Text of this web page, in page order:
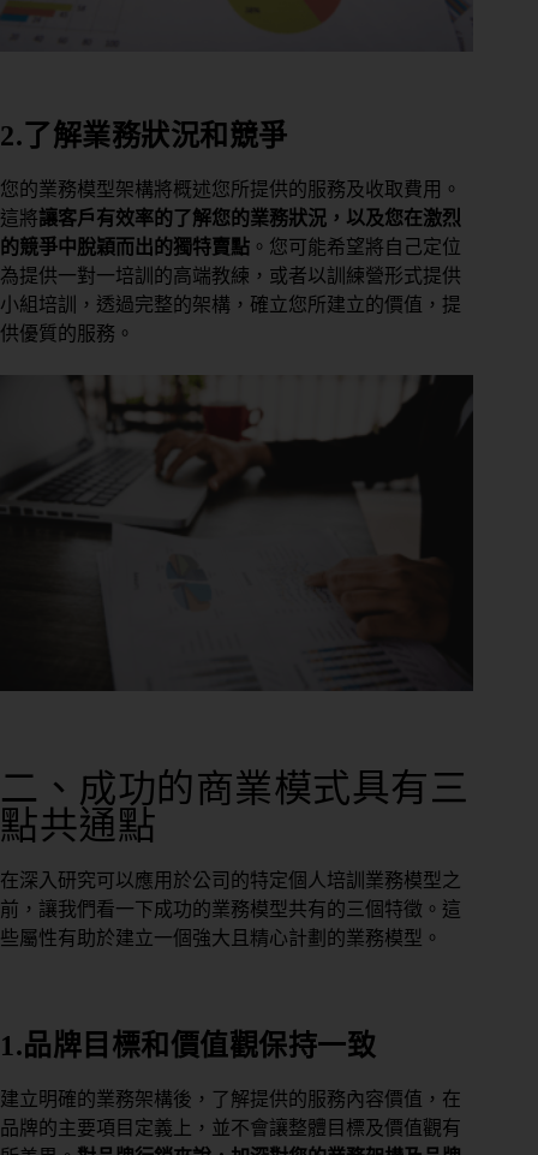
2.了解業務狀況和競爭
您的業務模型架構將概述您所提供的服務及收取費用。
這將讓客戶有效率的了解您的業務狀況，以及您在激烈
的競爭中脫穎而出的獨特賣點 。您可能希望將自己定位
為提供一對一培訓的高端教練，或者以訓練營形式提供
小組培訓，透過完整的架構，確立您所建立的價值，提
供優質的服務。
二、成功的商業模式具有三
點共通點
在深入研究可以應用於公司的特定個人培訓業務模型之
前，讓我們看一下成功的業務模型共有的三個特徵。這
些屬性有助於建立一個強大且精心計劃的業務模型。
1.品牌目標和價值觀保持一致
建立明確的業務架構後，了解提供的服務內容價值，在
品牌的主要項目定義上，並不會讓整體目標及價值觀有